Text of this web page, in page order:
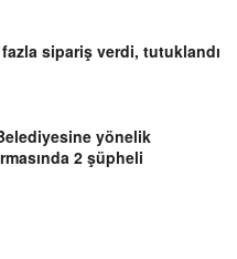
sipariş verdi, tutuklandı
yönelik
2 şüpheli